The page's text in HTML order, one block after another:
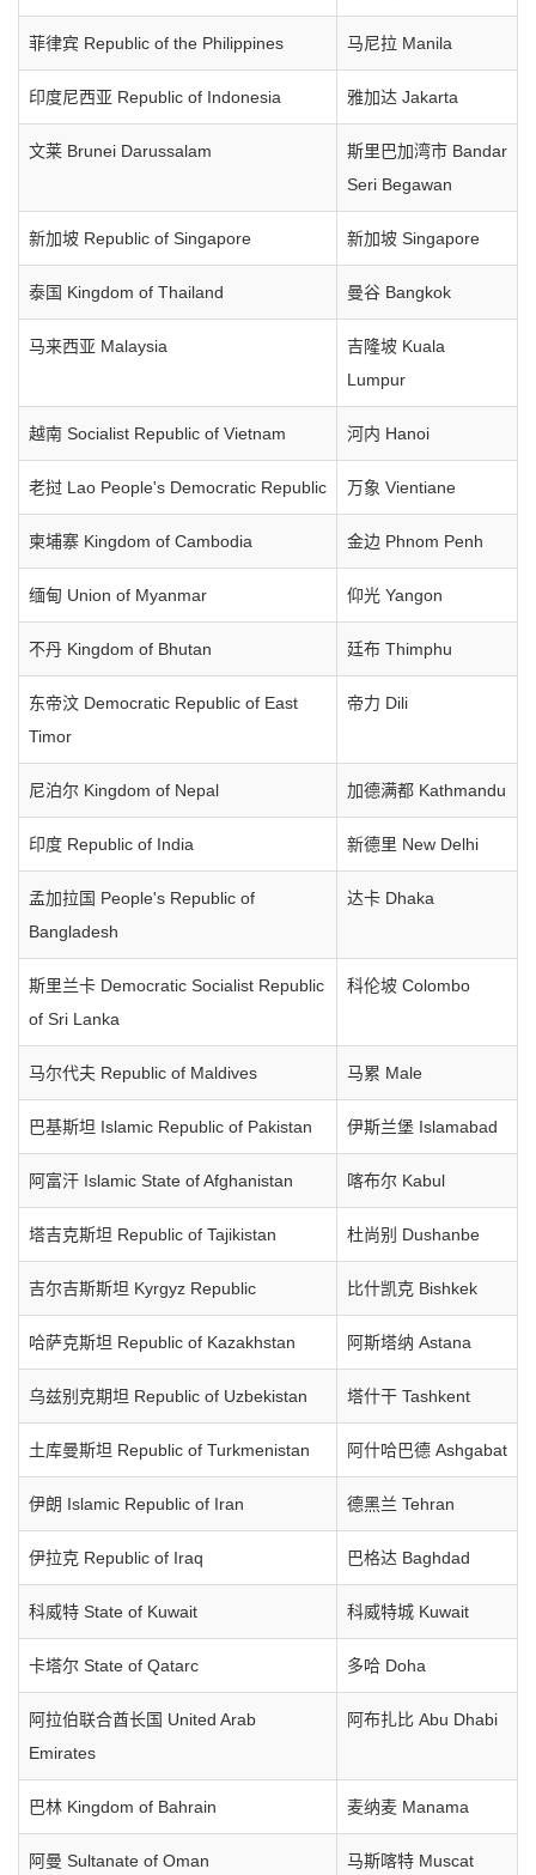
菲律宾 Republic of the Philippines 马尼拉 Manila
印度尼西亚 Republic of Indonesia 雅加达 Jakarta
文莱 Brunei Darussalam
斯里巴加湾市 Bandar
Seri Begawan
新加坡 Republic of Singapore 新加坡 Singapore
泰国 Kingdom of Thailand 曼谷 Bangkok
马来西亚 Malaysia
吉隆坡 Kuala
Lumpur
越南 Socialist Republic of Vietnam 河内 Hanoi
老挝 Lao People's Democratic Republic 万象 Vientiane
柬埔寨 Kingdom of Cambodia 金边 Phnom Penh
缅甸 Union of Myanmar 仰光 Yangon
不丹 Kingdom of Bhutan 廷布 Thimphu
东帝汶 Democratic Republic of East
Timor
帝力 Dili
尼泊尔 Kingdom of Nepal 加德满都 Kathmandu
印度 Republic of India 新德里 New Delhi
孟加拉国 People's Republic of
Bangladesh
达卡 Dhaka
斯里兰卡 Democratic Socialist Republic
of Sri Lanka
科伦坡 Colombo
马尔代夫 Republic of Maldives 马累 Male
巴基斯坦 Islamic Republic of Pakistan 伊斯兰堡 Islamabad
阿富汗 Islamic State of Afghanistan 喀布尔 Kabul
塔吉克斯坦 Republic of Tajikistan 杜尚别 Dushanbe
吉尔吉斯斯坦 Kyrgyz Republic 比什凯克 Bishkek
哈萨克斯坦 Republic of Kazakhstan 阿斯塔纳 Astana
乌兹别克期坦 Republic of Uzbekistan 塔什干 Tashkent
土库曼斯坦 Republic of Turkmenistan 阿什哈巴德 Ashgabat
伊朗 Islamic Republic of Iran 德黑兰 Tehran
伊拉克 Republic of Iraq 巴格达 Baghdad
科威特 State of Kuwait 科威特城 Kuwait
卡塔尔 State of Qatarc 多哈 Doha
阿拉伯联合酋长国 United Arab
Emirates
阿布扎比 Abu Dhabi
巴林 Kingdom of Bahrain 麦纳麦 Manama
阿曼 Sultanate of Oman 马斯喀特 Muscat